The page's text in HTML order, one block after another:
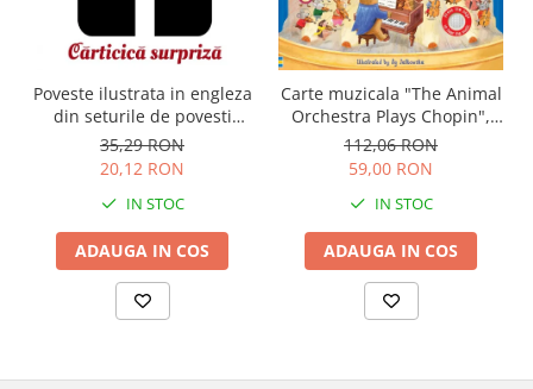
Poveste ilustrata in engleza
din seturile de povesti
Usborne
35,29 RON
20,12 RON
IN STOC
ADAUGA IN COS
Carte muzicala "The Animal
Orchestra Plays Chopin",
cartonata, Usborne
112,06 RON
59,00 RON
IN STOC
ADAUGA IN COS